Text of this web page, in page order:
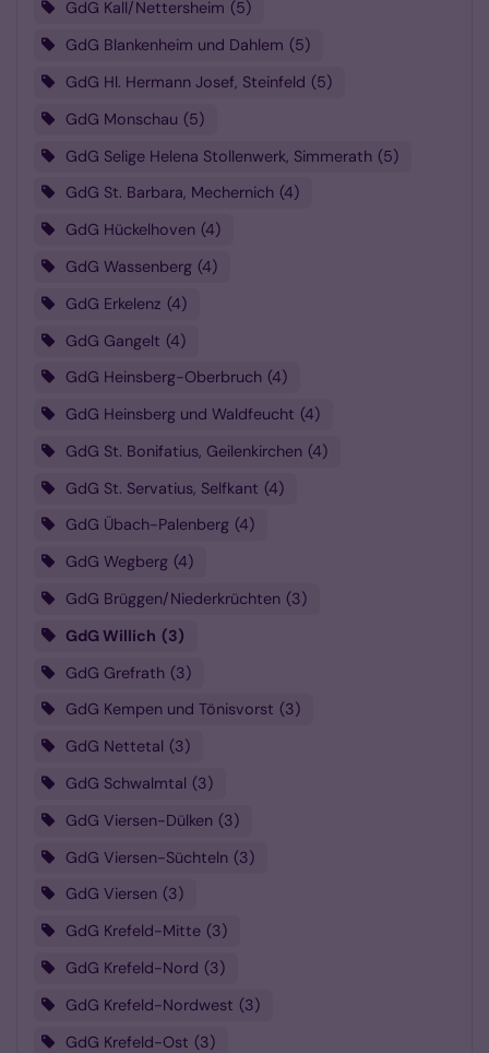
GdG Kall/Nettersheim
5
GdG Blankenheim und Dahlem 5
GdG Hl. Hermann Josef, Steinfeld 5
GdG Monschau 5
GdG Selige Helena Stollenwerk, Simmerath 5
GdG St. Barbara, Mechernich 4
GdG Hückelhoven 4
GdG Wassenberg 4
GdG Erkelenz 4
GdG Gangelt 4
GdG Heinsberg-Oberbruch 4
GdG Heinsberg und Waldfeucht 4
GdG St. Bonifatius, Geilenkirchen 4
GdG St. Servatius, Selfkant 4
GdG Übach-Palenberg 4
GdG Wegberg 4
GdG Brüggen/Niederkrüchten 3
GdG Willich
3
GdG Grefrath 3
GdG Kempen und Tönisvorst
3
GdG Nettetal 3
GdG Schwalmtal 3
GdG Viersen-Dülken 3
GdG Viersen-Süchteln 3
GdG Viersen
3
GdG Krefeld-Mitte 3
GdG Krefeld-Nord 3
GdG Krefeld-Nordwest 3
GdG Krefeld-Ost 3